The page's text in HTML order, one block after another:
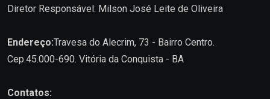
Diretor Responsável: Milson José Leite de Oliveira
Endereço:Travesa do Alecrim, 73 - Bairro Centro.
Cep.45.000-690. Vitória da Conquista - BA
Contatos: